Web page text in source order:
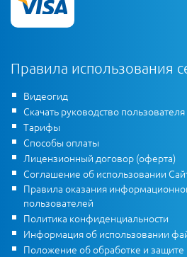
Правила использования
Видеогид
Скачать руководство пользователя
Тарифы
Способы оплаты
Лицензионный договор (оферта)
Соглашение об использовании
Правила оказания
пользователей
Политика конфиденциальности
Информация об использовании
Положение об обработке и